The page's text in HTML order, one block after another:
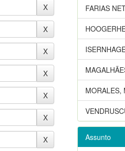
FARIAS
MORALES,
Assunto